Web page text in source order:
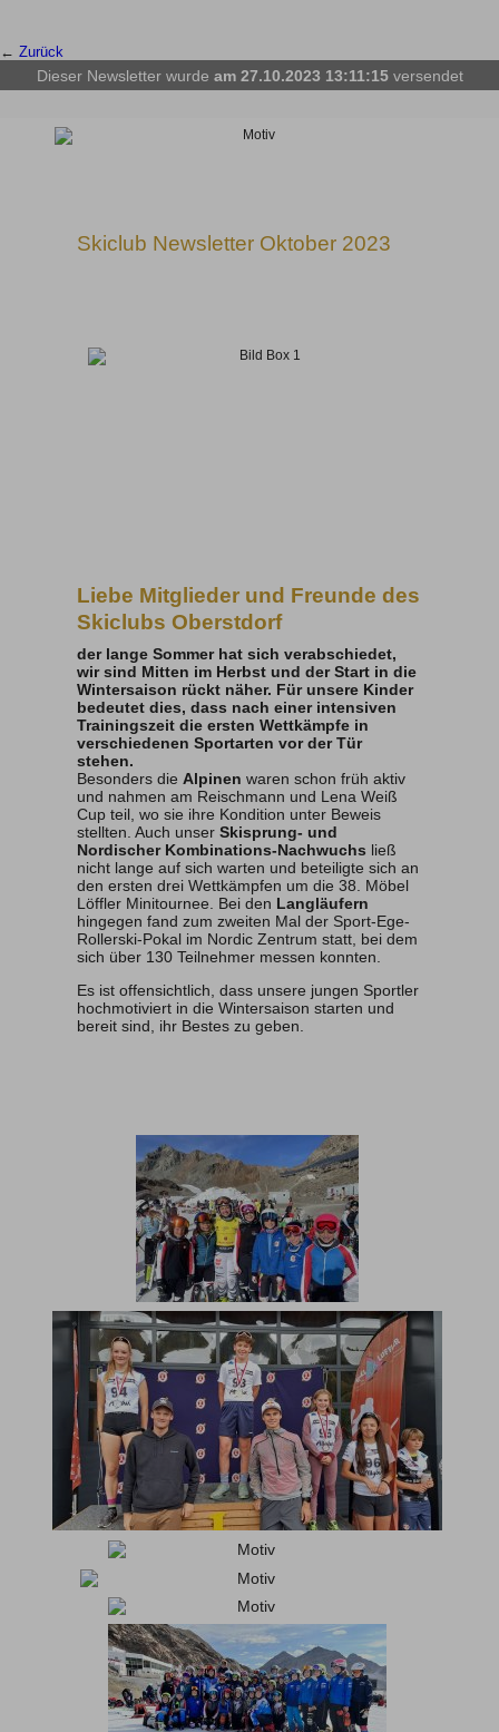
← Zurück
Dieser Newsletter wurde am 27.10.2023 13:11:15versendet
Skiclub Newsletter Oktober 2023
Liebe Mitglieder und Freunde des
Skiclubs Oberstdorf
der lange Sommer hat sich verabschiedet,
wir sind Mitten im Herbst und der Start in die
Wintersaison rückt näher. Für unsere Kinder
bedeutet dies, dass nach einer intensiven
Trainingszeit die ersten Wettkämpfe in
verschiedenen Sportarten vor der Tür
stehen.
Besonders die Alpinen waren schon früh aktiv
und nahmen am Reischmann und Lena Weiß
Cup teil, wo sie ihre Kondition unter Beweis
stellten. Auch unser Skisprung- und
Nordischer Kombinations-Nachwuchs ließ
nicht lange auf sich warten und beteiligte sich an
den ersten drei Wettkämpfen um die 38. Möbel
Löffler Minitournee. Bei den Langläufern
hingegen fand zum zweiten Mal der Sport-Ege-
Rollerski-Pokal im Nordic Zentrum statt, bei dem
sich über 130 Teilnehmer messen konnten.
Es ist offensichtlich, dass unsere jungen Sportler
hochmotiviert in die Wintersaison starten und
bereit sind, ihr Bestes zu geben.